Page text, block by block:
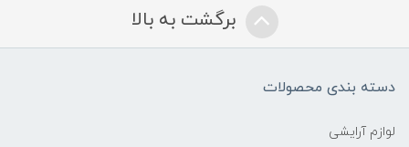
برگشت به بالا
دسته بندی محصولات
لوازم آرایشی